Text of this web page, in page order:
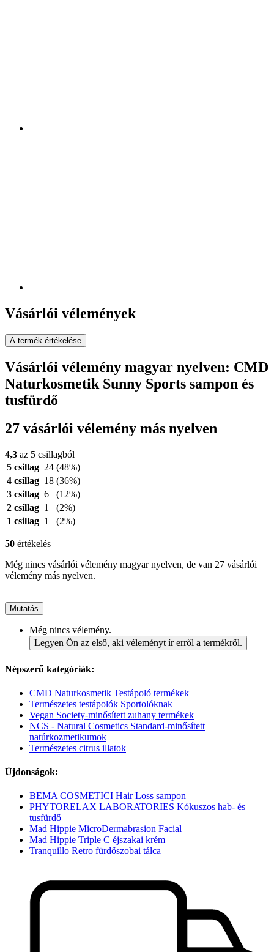
Vásárlói vélemények
A termék értékelése
Vásárlói vélemény magyar nyelven: CMD
Naturkosmetik Sunny Sports sampon és
tusfürdő
27 vásárlói vélemény más nyelven
4,3 az 5 csillagból
5 csillag 24 (48%)
4 csillag 18 (36%)
3 csillag 6
(12%)
2 csillag 1
(2%)
1 csillag 1 (2%)
50 értékelés
Még nincs vásárlói vélemény magyar nyelven, de van 27 vásárlói
vélemény más nyelven.
Mutatás
Még nincs vélemény.
Legyen Ön az első, aki véleményt ír erről a termékről.
Népszerű kategóriák:
CMD Naturkosmetik Testápoló termékek
Természetes testápolók Sportolóknak
Vegan Society-minősített zuhany termékek
NCS - Natural Cosmetics Standard-minősített
natúrkozmetikumok
Természetes citrus illatok
Újdonságok:
BEMA COSMETICI Hair Loss sampon
PHYTORELAX LABORATORIES Kókuszos hab- és
tusfürdő
Mad Hippie MicroDermabrasion Facial
Mad Hippie Triple C éjszakai krém
Tranquillo Retro fürdőszobai tálca